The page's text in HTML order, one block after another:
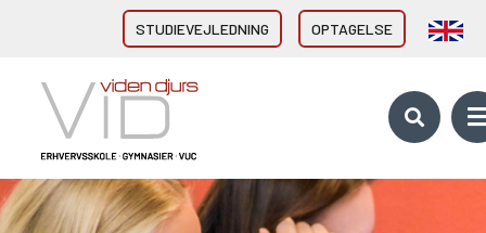
STUDIEVEJLEDNING OPTAGELSE
HHX Grenaa
HHX Rønde
HTX Grenaa
HF-enkeltfag - Grenaa, Hornslet